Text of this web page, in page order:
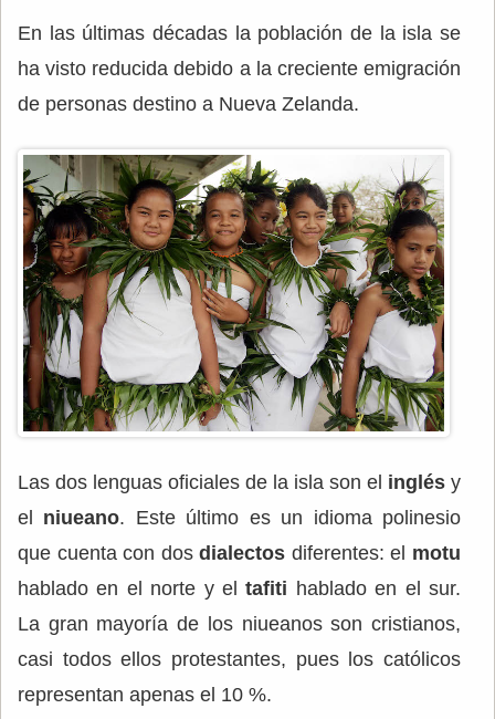
En las últimas décadas la población de la isla se
ha visto reducida debido a la creciente emigración
de personas destino a Nueva Zelanda.
Las dos lenguas oficiales de la isla son el inglés y
el niueano. Este último es un idioma polinesio
que cuenta con dosdialectos diferentes: el motu
hablado en el norte y eltafiti hablado en el sur.
La gran mayoría de los niueanos son cristianos,
casi todos ellos protestantes, pues los católicos
representan apenas el 10 %.